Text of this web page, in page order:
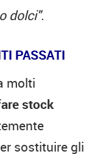
dolci".
PASSATI
molti
stock
sostituire gli